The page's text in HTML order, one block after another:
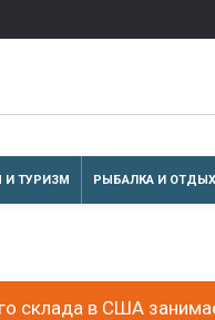
И ТУРИЗМ РЫБАЛКА И
склада в США